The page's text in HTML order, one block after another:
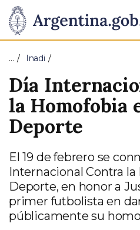
Presidencia
de
la
Nación
Pasar al contenido principal
… Inadi
Día
la Homofobia
Deporte
El 19 de febrero se
Internacional Contra
Deporte, en honor a
primer futbolista en
públicamente su